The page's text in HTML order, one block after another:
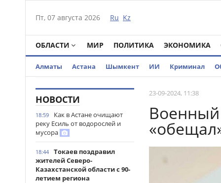
Пт, 07 августа 2026 Ru Kz
ОБЛАСТИ МИР ПОЛИТИКА ЭКОНОМИКА
Алматы Астана Шымкент ИИ Криминал
НОВОСТИ
18:59
Как в Астане очищают
реку Есиль от водорослей и
мусора
18:44
Токаев поздравил
жителей Северо-
Казахстанской области с 90-
летием региона
23-09-2024, 11:38
Военный